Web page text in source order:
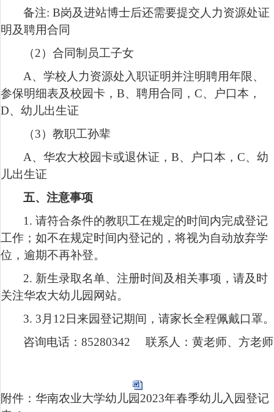
备注: B岗及进站博士后还需要提交人力资源处证
明及聘用合同
（2）合同制员工子女
A、学校人力资源处入职证明并注明聘用年限、
参保明细表及校园卡， B、聘用合同， C、户口本，
D、幼儿出生证
（3）教职工孙辈
A、华农大校园卡或退休证， B、户口本， C、幼
儿出生证
五、注意事项
1. 请符合条件的教职工在规定的时间内完成登记
工作；如不在规定时间内登记的，将视为自动放弃学
位，逾期不再补登。
2. 新生录取名单、注册时间及相关事项，请及时
关注华农大幼儿园网站。
3. 3 月 12日来园登记期间，请家长全程佩戴口罩。
咨询电话： 85280342 联系人：黄老师、方老师
附件：华南农业大学幼儿园2023年春季幼儿入园登记